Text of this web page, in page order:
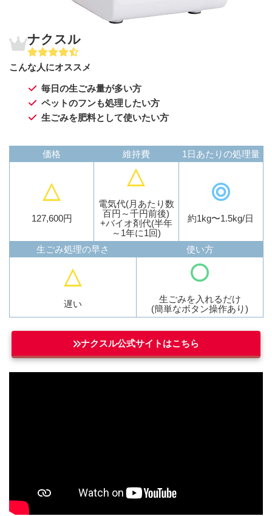
ナクスル
こんな人にオススメ
毎日の生ごみ量が多い方
ペットのフンも処理したい方
生ごみを肥料として使いたい方
価格
127,600円
維持費
電気代(月あたり数
百円～千円前後)
+バイオ剤代(半年
～1年に1回)
1日あたりの処理量
約1kg〜1.5kg/日
生ごみ処理の早さ
遅い
使い方
生ごみを入れるだけ
(簡単なボタン操作あり)
ナクスル公式サイトはこちら